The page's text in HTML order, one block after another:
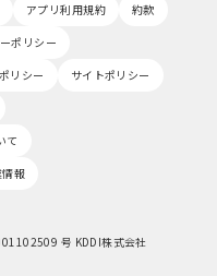
アプリ利用規約
約款
ポリシー
リシー
サイトポリシー
て
報
号 KDDI株式会社